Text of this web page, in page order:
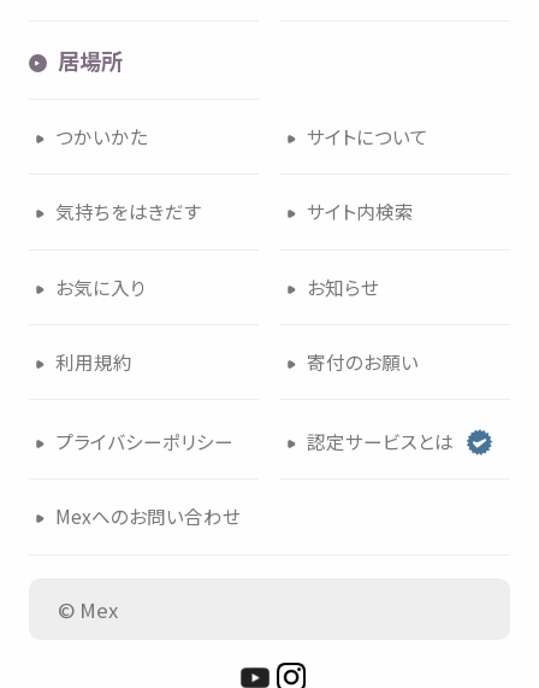
居場所
つかいかた サイトについて
気持ちをはきだす サイト内検索
お気に入 り お知らせ
利用規約 寄付のお願い
プライバシーポリシー 認定サービスとは
Mexへのお問い合わせ
© Mex